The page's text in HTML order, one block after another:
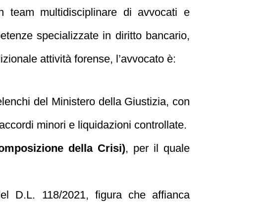
team multidisciplinare di avvocati e
specializzate in diritto bancario,
attività forense, l’avvocato è:
del Ministero della Giustizia, con
minori e liquidazioni controllate.
della Crisi), per il quale
D.L. 118/2021, figura che affianca